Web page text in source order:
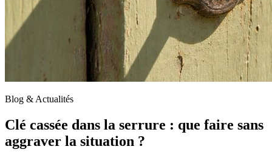
Blog & Actualités
Clé cassée dans la serrure : que faire sans
aggraver la situation ?